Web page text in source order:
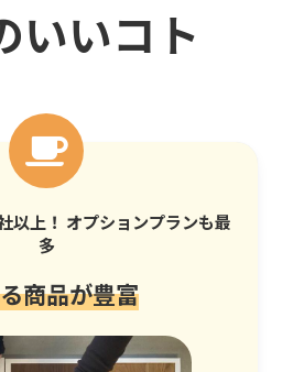
いいコト
以上！ オプションプランも最
多
商品が豊富